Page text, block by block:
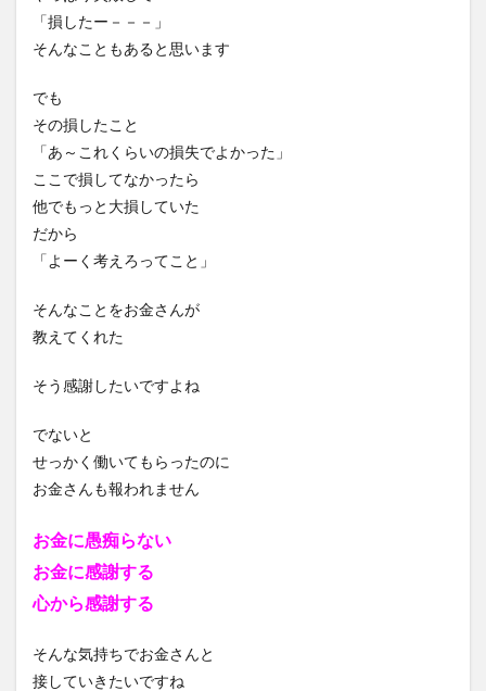
「損したー－－－」
そんなこともあると思います
でも
その損したこと
「あ～これくらいの損失でよかった」
ここで損してなかったら
他でもっと大損していた
だから
「よーく考えろってこと」
そんなことをお金さんが
教えてくれた
そう感謝したいですよね
でないと
せっかく働いてもらったのに
お金さんも報われません
お金に愚痴らない
お金に感謝する
心から感謝する
そんな気持ちでお金さんと
接していきたいですね